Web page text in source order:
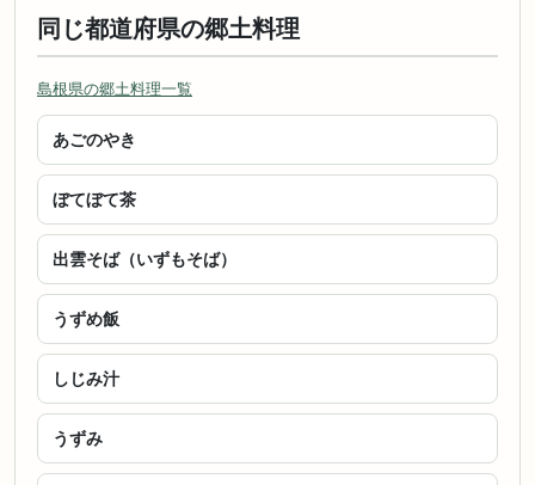
同じ都道府県の郷土料理
島根県の郷土料理一覧
あごのやき
ぼてぼて茶
出雲そば（いずもそば）
うずめ飯
しじみ汁
うずみ